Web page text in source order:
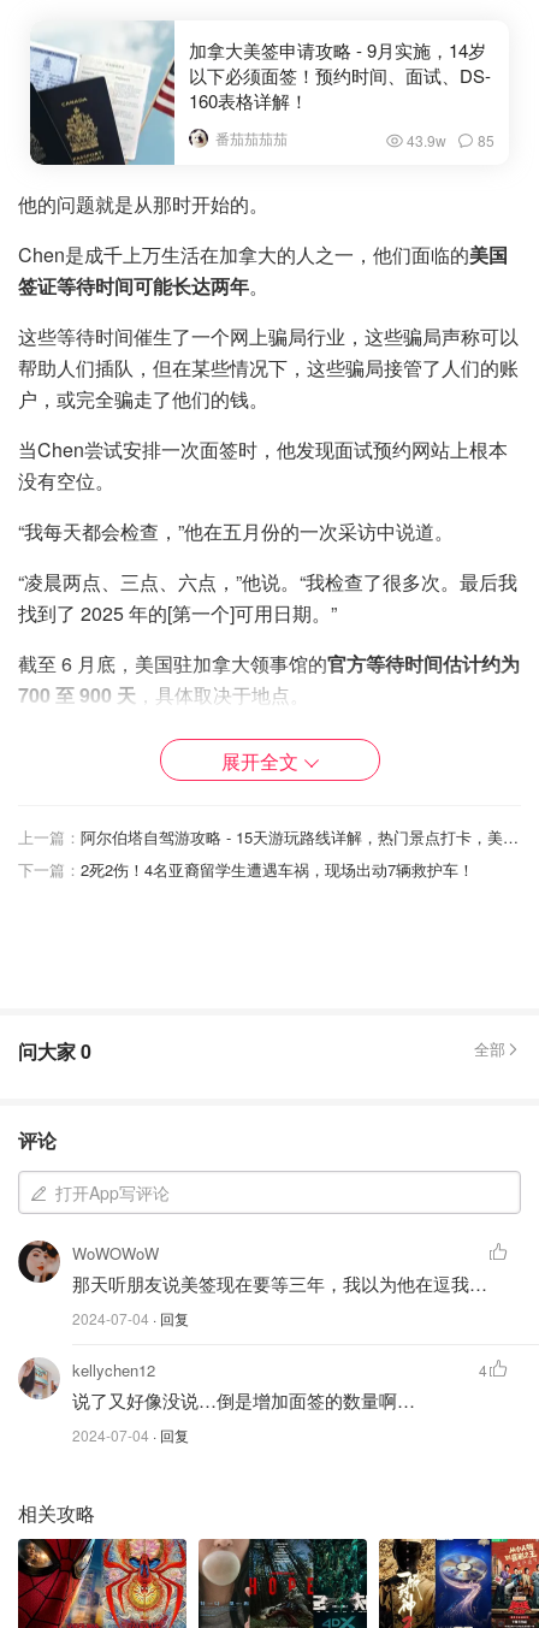
加拿大美签申请攻略 - 9月实施，14岁
以下必须面签！预约时间、面试、DS-
160表格详解！
番茄茄茄茄 43.9w 85
他的问题就是从那时开始的。
Chen是成千上万生活在加拿大的人之一，他们面临的美国
签证等待时间可能长达两年。
这些等待时间催生了一个网上骗局行业，这些骗局声称可以
帮助人们插队，但在某些情况下，这些骗局接管了人们的账
户，或完全骗走了他们的钱。
当Chen尝试安排一次面签时，他发现面试预约网站上根本
没有空位。
“我每天都会检查，”他在五月份的一次采访中说道。
“凌晨两点、三点、六点，”他说。“我检查了很多次。最后我
找到了 2025 年的[第一个]可用日期。”
截至 6 月底，美国驻加拿大领事馆的官方等待时间估计约为
700 至 900 天 ，具体取决于地点。
非法产业兴起
能进入美国，原因包括旅游、商业交易、参加会议或医疗。
Chen说，他想去美国旅游，但有了签证，他也可以更便
在 Instagram 和 Facebook 等网站上很容易就找到了类似的
Chen联系了这家广告商，
看到学校里其他留学生的评论，他们声称已经成功使用了这
项服务。
但Chen觉得“有必要弄清楚”如果他付费使用这项服务会发生
展开全文
上一篇：
阿尔伯塔自驾游攻略 - 15天游玩路线详解，热门景点打卡，美食和住宿推荐
下一篇： 2死2伤！4名亚裔留学生遭遇车祸，现场出动7辆救护车！
问大家0 全部
评论
打开App写评论
WoWOWoW
那天听朋友说美签现在要等三年，我以为他在逗我…
2024-07-04 · 回复
kellychen12
说了又好像没说…倒是增加面签的数量啊…
2024-07-04 · 回复
4
相关攻略